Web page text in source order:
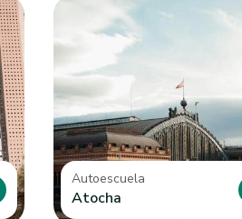
Autoescuela
Atocha